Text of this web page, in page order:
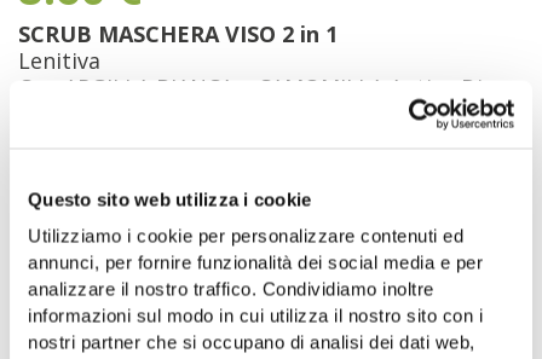
Questo sito web utilizza i cookie
Utilizziamo i cookie per personalizzare contenuti ed
annunci, per fornire funzionalità dei social media e per
analizzare il nostro traffico. Condividiamo inoltre
informazioni sul modo in cui utilizza il nostro sito con i
nostri partner che si occupano di analisi dei dati web,
SCRUB MASCHERA VISO 2 in 1
Lenitiva
Con ARGILLA BIANCA e CAMOMILLA Antica Di
AGGIUNGI AL CARRELLO
Aggiungi alla lista dei desideri